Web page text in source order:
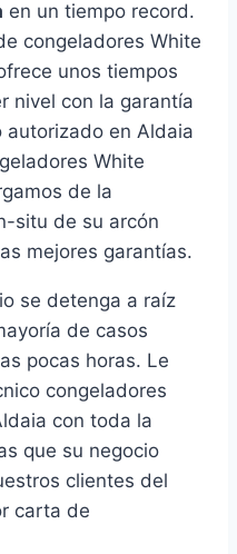
en un tiempo record.
congeladores White
unos tiempos
nivel con la garantía
autorizado en Aldaia
White
de la
situ de su arcón
mejores garantías.
se detenga a raíz
de casos
pocas horas. Le
congeladores
con toda la
que su negocio
clientes del
carta de